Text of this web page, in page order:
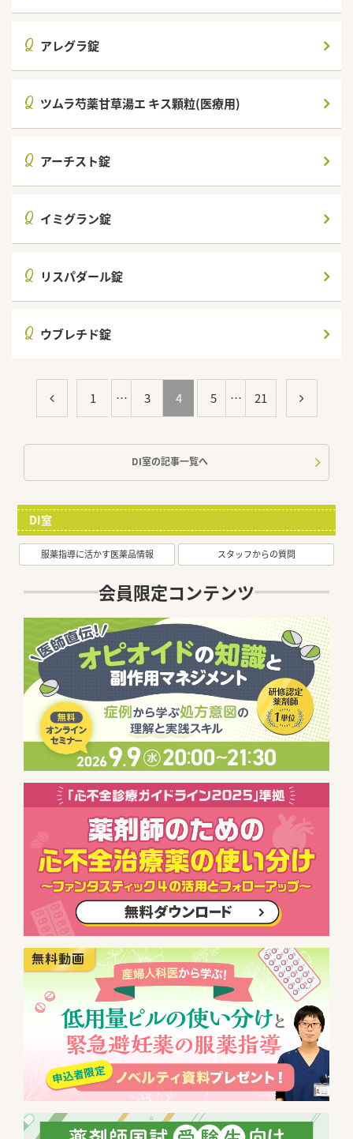
Q アレグラ錠
Q ツムラ芍薬甘草湯エ キス顆粒(医療用)
Q アーチスト錠
Q イミグラン錠
Q リスパダール錠
Q ウブレチド錠
1 … 3 4 5 … 21
DI室の記事一覧へ
DI室
服薬指導に活かす医薬品情報 スタッフからの質問
会員限定コンテンツ